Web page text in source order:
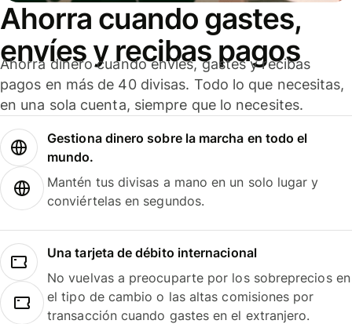
Ahorra cuando gastes,
envíes y recibas pagos
Ahorra dinero cuando envíes, gastes y recibas
pagos en más de 40 divisas. Todo lo que necesitas,
en una sola cuenta, siempre que lo necesites.
Gestiona dinero sobre la marcha en todo el
mundo.
Mantén tus divisas a mano en un solo lugar y
conviértelas en segundos.
Una tarjeta de débito internacional
No vuelvas a preocuparte por los sobreprecios en
el tipo de cambio o las altas comisiones por
transacción cuando gastes en el extranjero.